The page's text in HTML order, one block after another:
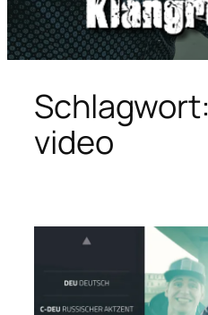
Schlagwort:
video